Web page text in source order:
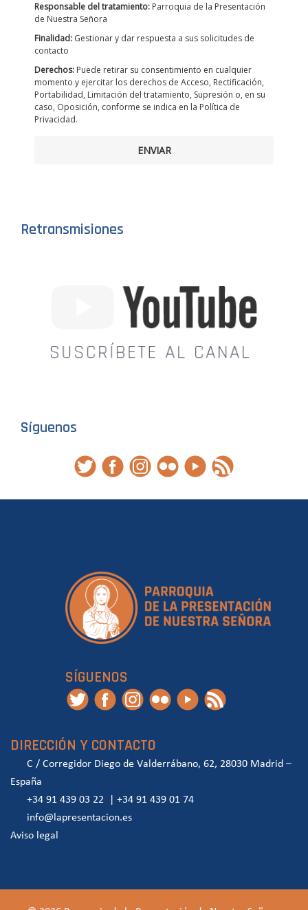
Responsable del tratamiento: Parroquia de la Presentación
de Nuestra Señora
Finalidad: Gestionar y dar respuesta a sus solicitudes de
contacto
Derechos: Puede retirar su consentimiento en cualquier
momento y ejercitar los derechos de Acceso, Rectificación,
Portabilidad, Limitación del tratamiento, Supresión o, en su
caso, Oposición, conforme se indica en la Política de
Privacidad.
ENVIAR
Retransmisiones
Síguenos
SÍGUENOS
DIRECCIÓN Y CONTACTO
C / Corregidor Diego de Valderrábano, 62, 28030 Madrid –
España
+34 91 439 03 22
+34 91 439 01 74
info@lapresentacion.es
Aviso legal